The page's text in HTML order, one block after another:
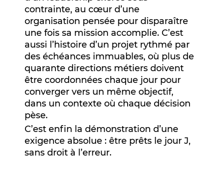
contrainte, au cœur d’une
organisation pensée pour disparaître
une fois sa mission accomplie. C’est
aussi l’histoire d’un projet rythmé par
des échéances immuables, où plus de
quarante directions métiers doivent
être coordonnées chaque jour pour
converger vers un même objectif,
dans un contexte où chaque décision
pèse.
C’est enfin la démonstration d’une
exigence absolue : être prêts le jour J,
sans droit à l’erreur.